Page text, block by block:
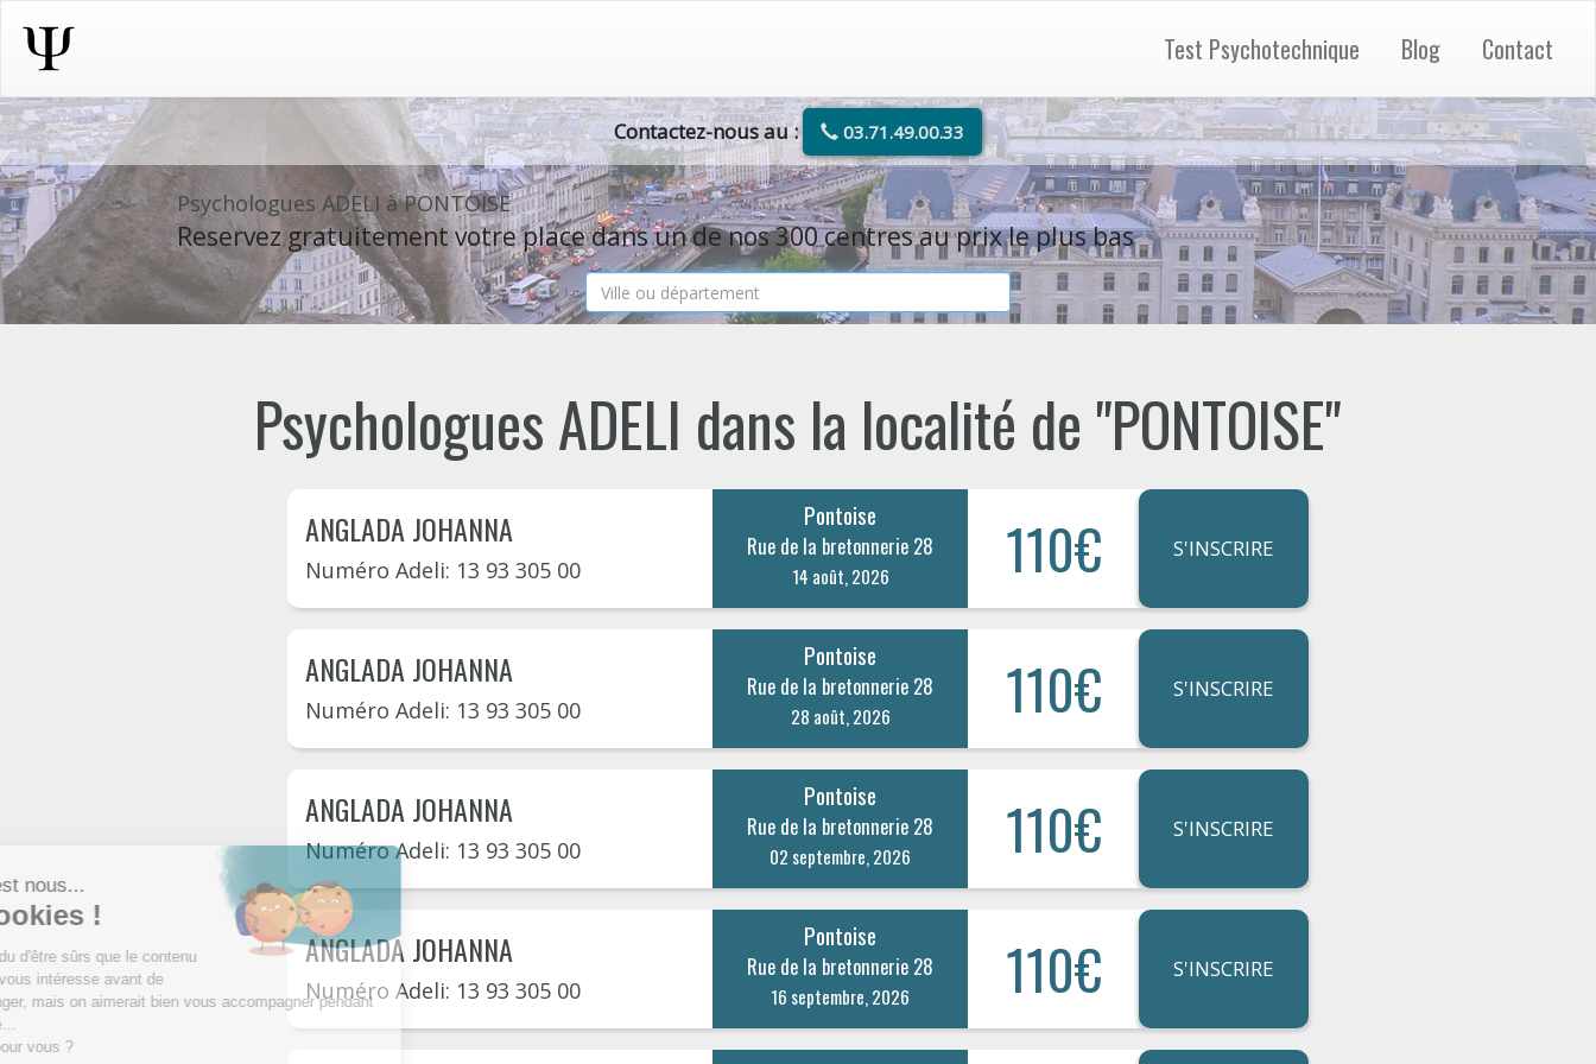
Test Psychotechnique Blog Contact
Contactez-nous au : 03.71.49.00.33
Psychologues ADELI à PONTOISE
Reservez gratuitement votre place dans un de nos 300 centres au prix le plus bas
Psychologues ADELI dans la localité de "PONTOISE"
ANGLADA JOHANNA
Numéro Adeli: 13 93 305 00
Pontoise
Rue de la bretonnerie 28
14 août, 2026 110€ S'INSCRIRE
ANGLADA JOHANNA
Numéro Adeli: 13 93 305 00
Pontoise
Rue de la bretonnerie 28
28 août, 2026 110€ S'INSCRIRE
ANGLADA JOHANNA
Numéro Adeli: 13 93 305 00
Pontoise
Rue de la bretonnerie 28
02 septembre, 2026 110€ S'INSCRIRE
ANGLADA JOHANNA
Numéro Adeli: 13 93 305 00
Pontoise
Rue de la bretonnerie 28
16 septembre, 2026 110€ S'INSCRIRE